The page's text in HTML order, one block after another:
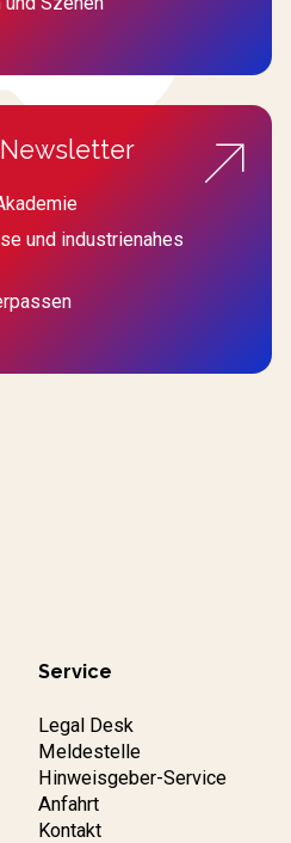
und industrienahes
Service
Legal Desk
Meldestelle
Hinweisgeber-Service
Anfahrt
Kontakt